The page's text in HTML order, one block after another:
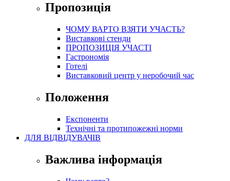
Пропозиція
ЧОМУ ВАРТО ВЗЯТИ УЧАСТЬ?
Виставкові стенди
ПРОПОЗИЦІЯ УЧАСТІ
Гастрономія
Готелі
Виставковий центр у неробочий час
Положення
Експоненти
Технічні та протипожежні норми
ДЛЯ ВІДВІДУВАЧІВ
Важлива інформація